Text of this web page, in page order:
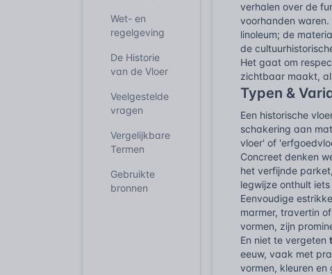
Wet- en
regelgeving
De Historie
van de Vloer
Veelgestelde
vragen
Vergelijkbare
Termen
Gebruikte
bronnen
verhalen over de
voorhanden
linoleum; de
de
Het gaat om
zichtbaar maakt, al
Typen &
Een historische
schakering aan
vloer' of
Concreet denken
het verfijnde
legwijze onthult
Eenvoudige
marmer, travertin
vormen, zijn
En niet te vergeten
eeuw, vaak met
vormen, kleuren